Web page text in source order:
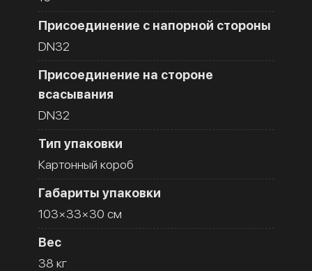
Присоединение с напорной стороны
DN32
Присоединение на стороне
всасывания
DN32
Тип упаковки
Картонный короб
Габариты упаковки
103×33×30 см
Вес
38 кг